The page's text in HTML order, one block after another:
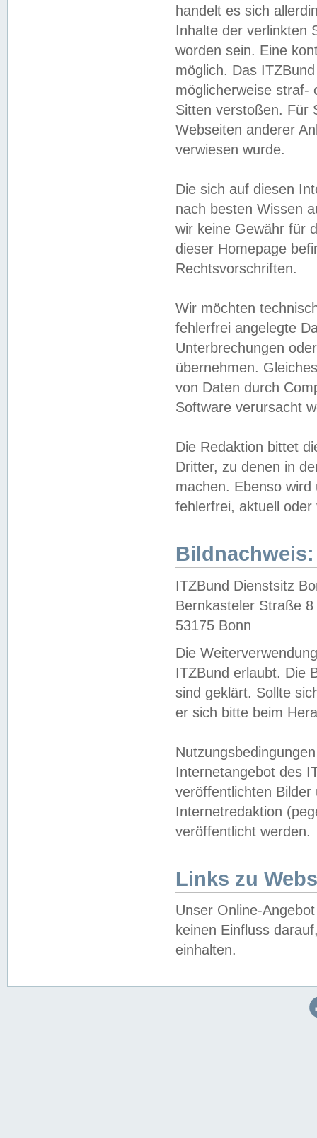
handelt es sich
Inhalte der verlinkten
worden sein. Eine
möglich. Das
möglicherweise straf-
Sitten verstoßen. Für
Webseiten anderer
verwiesen wurde.
Die sich auf diesen
nach besten Wissen
wir keine Gewähr für
dieser Homepage
Rechtsvorschriften.
Wir möchten
fehlerfrei angelegte
Unterbrechungen
übernehmen.
von Daten durch
Software verursacht
Die Redaktion bittet
Dritter, zu denen in
machen. Ebenso
fehlerfrei, aktuell oder
Bildnachweis:
ITZBund Dienstsitz
Bernkasteler Straße 8
53175 Bonn
Die
ITZBund erlaubt. Die
sind geklärt. Sollte
er sich bitte beim
Internetangebot des
veröffentlichten
Internetredaktion
veröffentlicht werden.
Links zu
Unser Online-
keinen Einfluss
einhalten.